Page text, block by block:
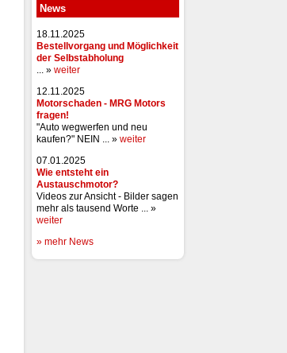
News
18.11.2025
Bestellvorgang und Möglichkeit
der Selbstabholung
... » weiter
12.11.2025
Motorschaden - MRG Motors
fragen!
"Auto wegwerfen und neu
kaufen?" NEIN ... » weiter
07.01.2025
Wie entsteht ein
Austauschmotor?
Videos zur Ansicht - Bilder sagen
mehr als tausend Worte ... »
weiter
» mehr News